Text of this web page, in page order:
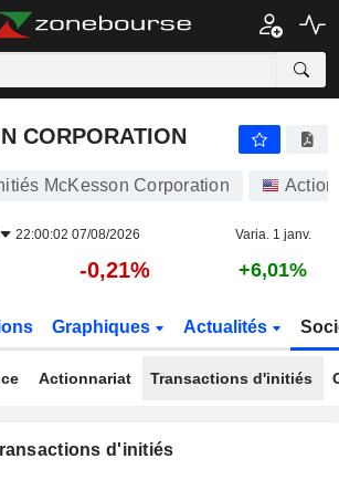
CORPORATION
McKesson Corporation
22:00:02 07/08/2026 Varia. 1 janv.
-0,21% +6,01%
Graphiques Actualités
Actionnariat Transactions d'initiés
d'initiés